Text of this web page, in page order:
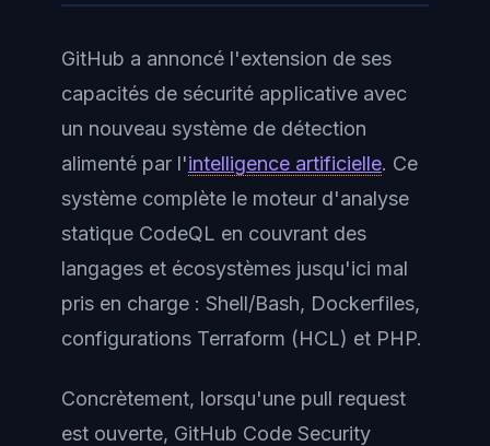
GitHub a annoncé l'extension de ses
capacités de sécurité applicative avec
un nouveau système de détection
alimenté par l'intelligence artificielle. Ce
système complète le moteur d'analyse
statique CodeQL en couvrant des
langages et écosystèmes jusqu'ici mal
pris en charge : Shell/Bash, Dockerfiles,
configurations Terraform (HCL) et PHP.
Concrètement, lorsqu'une pull request
est ouverte, GitHub Code Security